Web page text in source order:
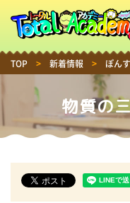
TOP > 新着情報 > ぽん
物質の